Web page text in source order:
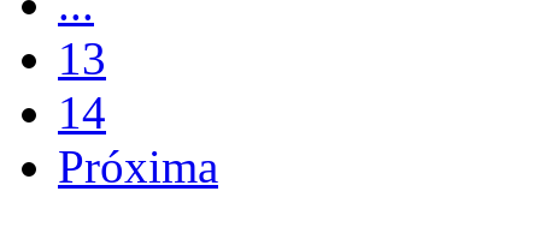
13
14
Próxima